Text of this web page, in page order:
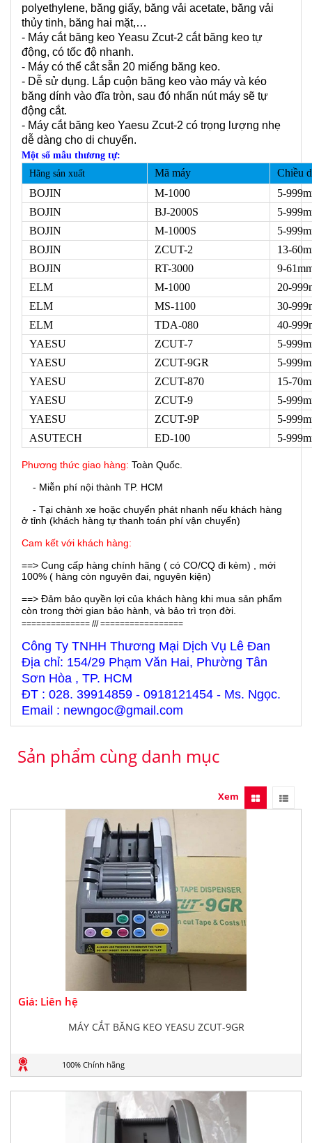
polyethylene, băng giấy, băng vải acetate, băng vải
thủy tinh, băng hai mặt,…
- Máy cắt băng keo Yeasu Zcut-2 cắt băng keo tự
động, có tốc độ nhanh.
- Máy có thể cắt sẵn 20 miếng băng keo.
- Dễ sử dụng. Lắp cuộn băng keo vào máy và kéo
băng dính vào đĩa tròn, sau đó nhấn nút máy sẽ tự
động cắt.
- Máy cắt băng keo Yaesu Zcut-2 có trọng lượng nhẹ
dễ dàng cho di chuyển.
Một số mẫu thương tự:
Hãng sản xuất
Mã máy
Chiều
BOJIN
M-1000
5-
BOJIN
BJ-2000S
5-
BOJIN
M-1000S
5-
BOJIN
ZCUT-2
13-
BOJIN
RT-3000
9-
ELM
M-1000
20-
ELM
MS-1100
30-
ELM
TDA-080
40-
YAESU
ZCUT-7
5-
YAESU
ZCUT-9GR
5-
YAESU
ZCUT-870
15-
YAESU
ZCUT-9
5-
YAESU
ZCUT-9P
5-
ASUTECH
ED-100 5-
Phương thức giao hàng: Toàn Quốc.
- Miễn phí nội thành TP. HCM
- Tại chành xe hoặc chuyển phát nhanh nếu khách hàng
ở tỉnh (khách hàng tự thanh toán phí vận chuyển)
Cam kết với khách hàng:
==> Cung cấp hàng chính hãng ( có CO/CQ đi kèm) , mới
100% ( hàng còn nguyên đai, nguyên kiện)
==> Đảm bảo quyền lợi của khách hàng khi mua sản phẩm
còn trong thời gian bảo hành, và bảo trì trọn đời.
============== /// =================
Công Ty TNHH Thương Mại Dịch Vụ Lê Đan
Địa chỉ: 154/29 Phạm Văn Hai, Phường Tân
Sơn Hòa , TP. HCM
ĐT : 028. 39914859 - 0918121454 - Ms. Ngọc.
Email : newngoc@gmail.com
Sản phẩm cùng danh mục
Xem
Giá: Liên hệ
MÁY CẮT BĂNG KEO YEASU ZCUT-9GR
100% Chính hãng